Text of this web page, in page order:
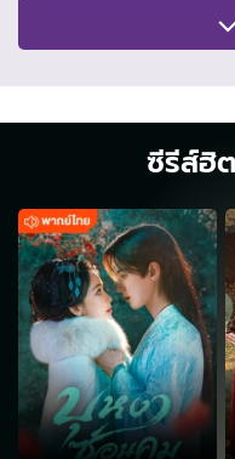
ซีรีส์ฮิ